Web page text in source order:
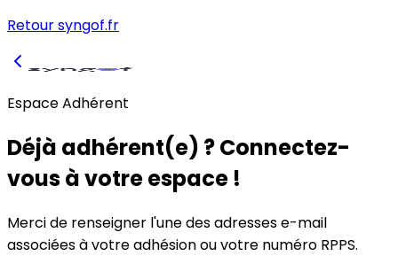
Retour syngof.fr
Espace Adhérent
Déjà adhérent(e) ? Connectez-
vous à votre espace !
Merci de renseigner l'une des adresses e-mail
associées à votre adhésionouvotre numéro RPPS.